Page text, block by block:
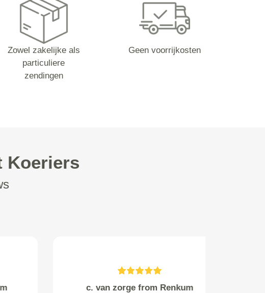
Zowel zakelijke als
particuliere
zendingen
Geen voorrijkosten
Koeriers
Hans van den Berg from